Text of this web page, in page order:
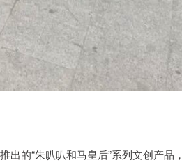
的“朱叭叭和马皇后”系列文创产品，